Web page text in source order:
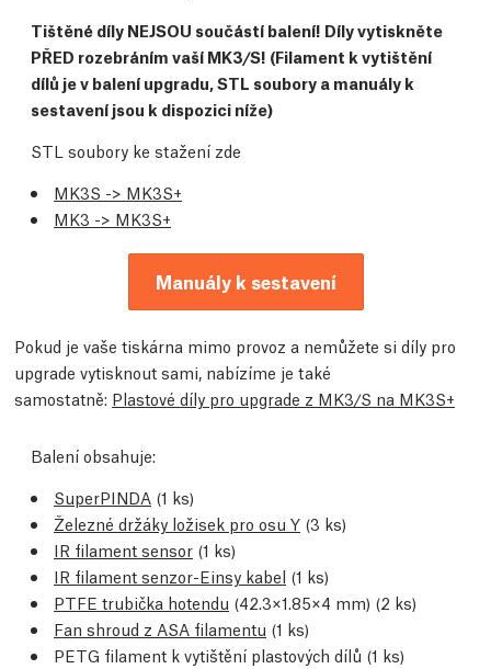
Tištěné díly NEJSOU součástí balení! Díly vytiskněte
PŘED rozebráním vaší MK3/S! (Filament k vytištění
dílů je v balení upgradu, STL soubory a manuály k
sestavení jsou k dispozici níže)
STL soubory ke stažení zde
MK3S -> MK3S+
MK3 -> MK3S+
Manuály k sestavení
Pokud je vaše tiskárna mimo provoz a nemůžete si díly pro
upgrade vytisknout sami, nabízíme je také
samostatně: Plastové díly pro upgrade z MK3/S na MK3S+
Balení obsahuje:
SuperPINDA (1 ks)
Železné držáky ložisek pro osu Y (3 ks)
IR filament sensor (1 ks)
IR filament senzor-Einsy kabel (1 ks)
PTFE trubička hotendu (42.3×1.85×4 mm) (2 ks)
Fan shroud z ASA filamentu (1 ks)
PETG filament k vytištění plastových dílů (1 ks)